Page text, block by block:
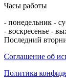
Часы работы
- понедельник -
- воскресенье -
Последний
Соглашение об
Политика